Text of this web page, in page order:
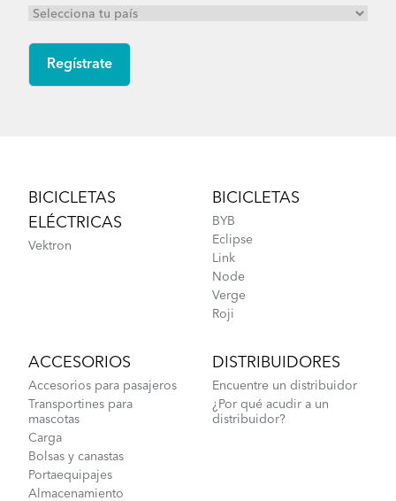
BICICLETAS
ELÉCTRICAS
Vektron
BICICLETAS
BYB
Eclipse
Link
Node
Verge
Roji
ACCESORIOS
Accesorios para pasajeros
Transportines para
mascotas
Carga
Bolsas y canastas
Portaequipajes
Almacenamiento
DISTRIBUIDORES
Encuentre un distribuidor
¿Por qué acudir a un
distribuidor?